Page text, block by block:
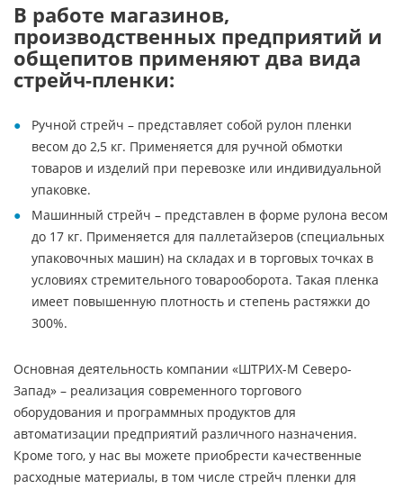
В работе магазинов,
производственных предприятий и
общепитов применяют два вида
стрейч-пленки:
Ручной стрейч – представляет собой рулон пленки
весом до 2,5 кг. Применяется для ручной обмотки
товаров и изделий при перевозке или индивидуальной
упаковке.
Машинный стрейч – представлен в форме рулона весом
до 17 кг. Применяется для паллетайзеров (специальных
упаковочных машин) на складах и в торговых точках в
условиях стремительного товарооборота. Такая пленка
имеет повышенную плотность и степень растяжки до
300%.
Основная деятельность компании «ШТРИХ-М Северо-
Запад» – реализация современного торгового
оборудования и программных продуктов для
автоматизации предприятий различного назначения.
Кроме того, у нас вы можете приобрести качественные
расходные материалы, в том числе стрейч пленки для